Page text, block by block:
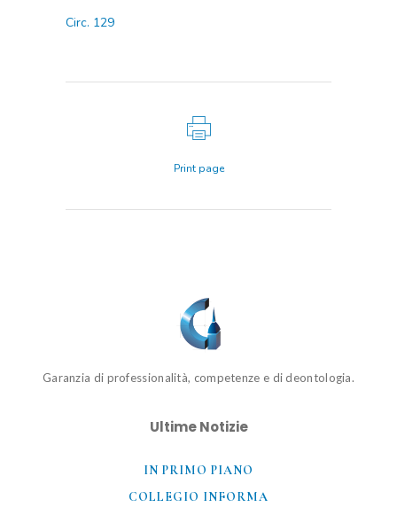
Circ. 129
Print page
Garanzia di professionalità, competenze e di deontologia.
Ultime Notizie
IN PRIMO PIANO
COLLEGIO INFORMA